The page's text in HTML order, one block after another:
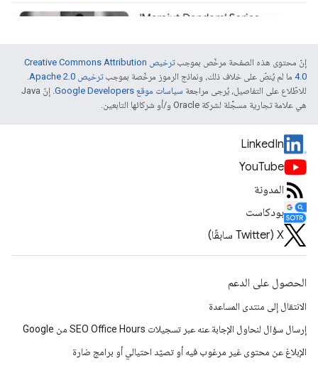
إنّ محتوى هذه الصفحة مرخّص بموجب
ترخيص Creative Commons Attribution
4.0‏ ما لم يُنصّ على خلاف ذلك، ونماذج الرموز مرخّصة بموجبترخيص Apache 2.0‏
.
للاطّلاع على التفاصيل، يُرجى مراجعة سياسات موقع Google Developers‏
. إنّ Java
هي علامة تجارية مسجَّلة لشركة Oracle و/أو شركائها التابعين.
LinkedIn
YouTube
المدونة
بودكاست
‫X ‏(Twitter سابقًا)
الحصول على الدعم
الانتقال إلى منتدى المساعدة
إرسال سؤال لنحاول الإجابة عنه عبر تسجيلات SEO Office Hours من Google
الإبلاغ عن محتوى غير مرغوب فيه أو تصيّد احتيالي أو برامج ضارة